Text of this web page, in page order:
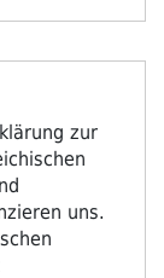
zur
uns.